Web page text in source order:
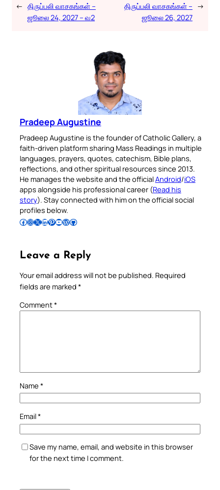
← திருப்பலி வாசகங்கள் –
ஜூலை 24, 2027 – வ2
திருப்பலி வாசகங்கள் –
ஜூலை 26, 2027
→
Pradeep Augustine
Pradeep Augustine is the founder of Catholic Gallery, a
faith-driven platform sharing Mass Readings in multiple
languages, prayers, quotes, catechism, Bible plans,
reflections, and other spiritual resources since 2013.
He manages the website and the officialAndroid/iOS
apps alongside his professional career (Read his
story). Stay connected with him on the official social
profiles below.
Follow Pradeep on Facebook Follow Pradeep on InstagramFollow Pradeep on X Follow Pradeep on LinkedIn Follow Pradeep on Pinterest Subscribe to Pradeep’s Youtube Channel Follow Pradeep on WordPress Follow Pradeep on GitHub
Leave a Reply
Your email address will not be published. Required
fields are marked *
Comment*
Name *
Email*
Save my name, email, and website in this browser
for the next time I comment.